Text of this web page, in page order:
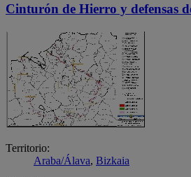
Cinturón de Hierro y defensas
Territorio:
Araba/Álava, Bizkaia